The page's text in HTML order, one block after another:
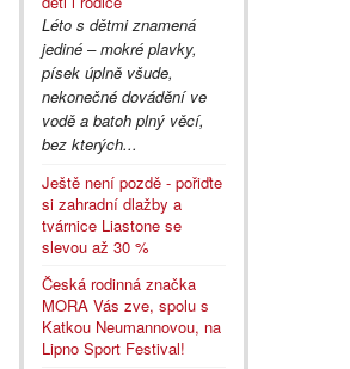
Léto s dětmi znamená
jediné – mokré plavky,
písek úplně všude,
nekonečné dovádění ve
vodě a batoh plný věcí,
bez kterých...
Ještě není pozdě - pořiďte
si zahradní dlažby a
tvárnice Liastone se
slevou až 30 %
Česká rodinná značka
MORA Vás zve, spolu s
Katkou Neumannovou, na
Lipno Sport Festival!